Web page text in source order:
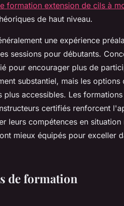
formation extension de cils à
de haut niveau.
une expérience
sessions pour débutants.
pour encourager plus de
substantiel, mais les
plus accessibles. Les
certifiés renforcent
leurs compétences en situation
mieux équipés pour exceller
de formation